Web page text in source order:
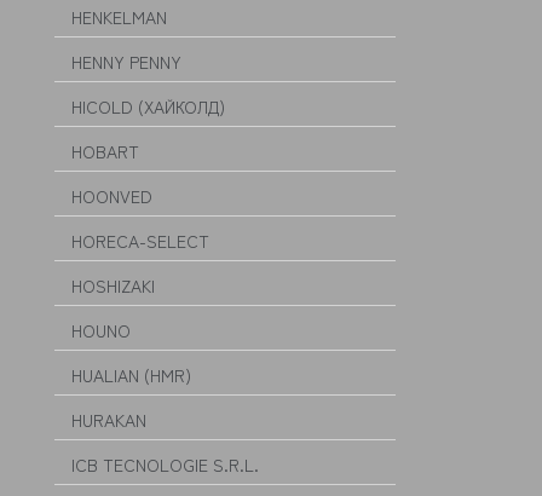
HENKELMAN
HENNY PENNY
HICOLD (ХАЙКОЛД)
HOBART
HOONVED
HORECA-SELECT
HOSHIZAKI
HOUNO
HUALIAN (HMR)
HURAKAN
ICB TECNOLOGIE S.R.L.